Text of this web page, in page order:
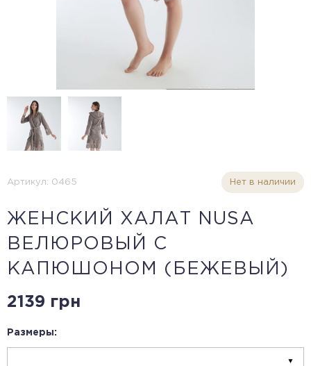
Артикул: 0465 Нет в наличии
ЖЕНСКИЙ ХАЛАТ NUSA
ВЕЛЮРОВЫЙ С
КАПЮШОНОМ (БЕЖЕВЫЙ)
2139 грн
Размеры: